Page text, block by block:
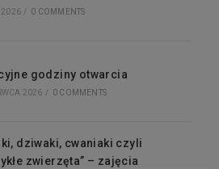
2026 / 0 COMMENTS
godziny otwarcia
2026 / 0 COMMENTS
dziwaki, cwaniaki czyli
zwierzęta” – zajęcia